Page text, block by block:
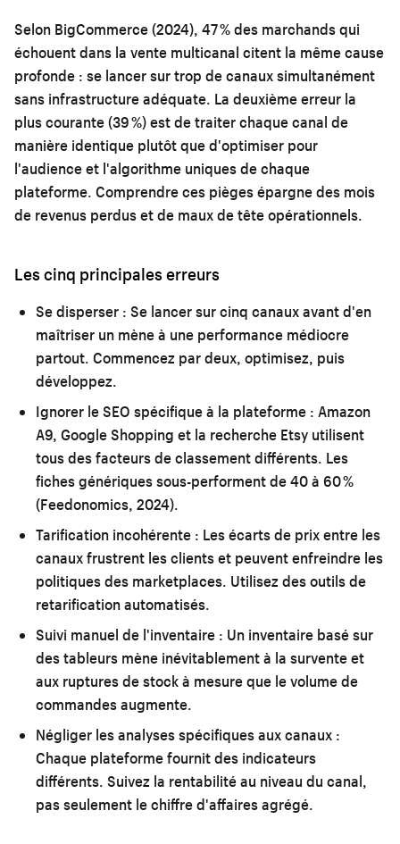
Selon BigCommerce (2024), 47 % des marchands qui
échouent dans la vente multicanal citent la même cause
profonde : se lancer sur trop de canaux simultanément
sans infrastructure adéquate. La deuxième erreur la
plus courante (39 %) est de traiter chaque canal de
manière identique plutôt que d'optimiser pour
l'audience et l'algorithme uniques de chaque
plateforme. Comprendre ces pièges épargne des mois
de revenus perdus et de maux de tête opérationnels.
Les cinq principales erreurs
Se disperser : Se lancer sur cinq canaux avant d'en
maîtriser un mène à une performance médiocre
partout. Commencez par deux, optimisez, puis
développez.
Ignorer le SEO spécifique à la plateforme : Amazon
A9, Google Shopping et la recherche Etsy utilisent
tous des facteurs de classement différents. Les
fiches génériques sous-performent de 40 à 60 %
(Feedonomics, 2024).
Tarification incohérente : Les écarts de prix entre les
canaux frustrent les clients et peuvent enfreindre les
politiques des marketplaces. Utilisez des outils de
retarification automatisés.
Suivi manuel de l'inventaire : Un inventaire basé sur
des tableurs mène inévitablement à la survente et
aux ruptures de stock à mesure que le volume de
commandes augmente.
Négliger les analyses spécifiques aux canaux :
Chaque plateforme fournit des indicateurs
différents. Suivez la rentabilité au niveau du canal,
pas seulement le chiffre d'affaires agrégé.